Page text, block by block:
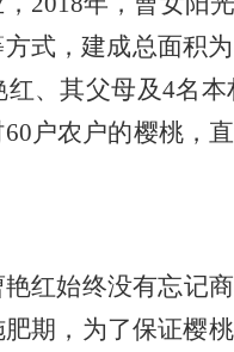
式，建成总面积
、其父母及4名
户农户的樱桃，
红始终没有忘记
期，为了保证樱